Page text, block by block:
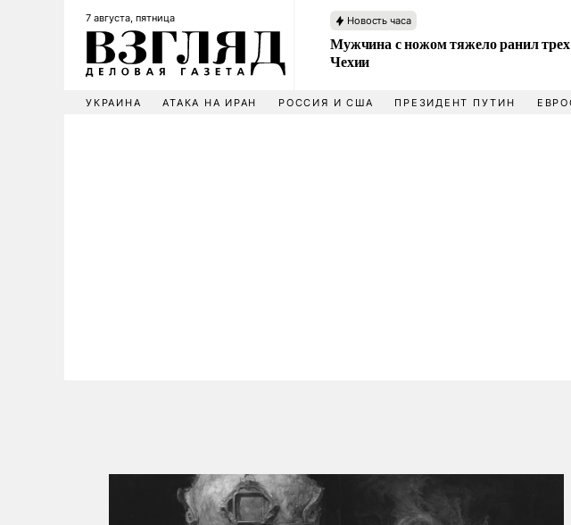
7 августа, пятница Новость часа
Мужчина с ножом тяжело ранил трех
Чехии
УКРАИНА АТАКА НА ИРАН РОССИЯ И США ПРЕЗИДЕНТ ПУТИН